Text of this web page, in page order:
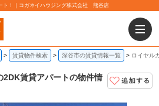
ト！｜コガネイハウジング株式会社 熊谷店
賃貸物件検索 深谷市の賃貸情報一覧 ロイヤル
2DK賃貸アパートの物件情